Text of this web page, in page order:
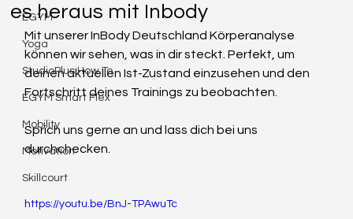
EGYM
Yoga
StudioPlus How To
EGYM Smart Flex
Mobility
Motivation
Skillcourt
es heraus mit Inbody
Mit unserer InBody Deutschland Körperanalyse
können wir sehen, was in dir steckt. Perfekt, um
deinen aktuellen Ist-Zustand einzusehen und den
Fortschritt deines Trainings zu beobachten.
Sprich uns gerne an und lass dich bei uns
durchchecken.
https://youtu.be/BnJ-TPAwuTc